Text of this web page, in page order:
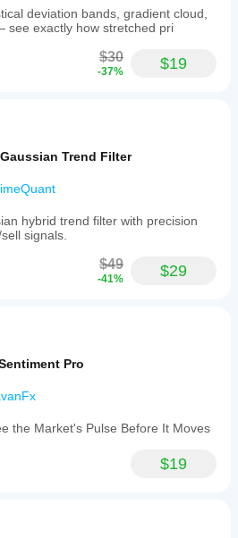
deviation bands, gradient cloud,
see exactly how stretched pri
$30
-37% $19
Trend Filter
hybrid trend filter with precision
signals.
$49
-41% $29
Pro
the Market's Pulse Before It Moves
$19